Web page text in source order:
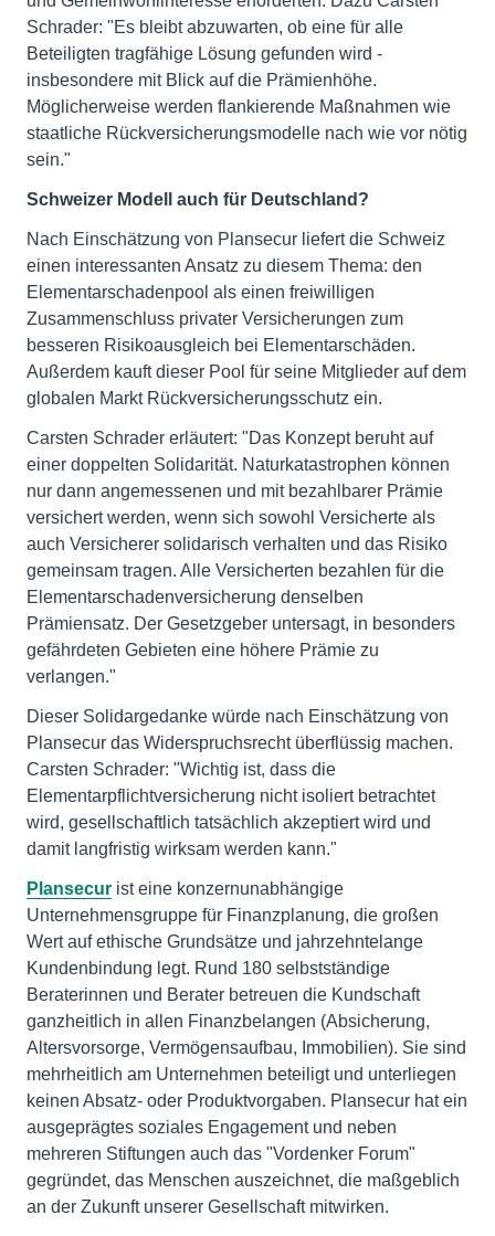
Schrader: "Es bleibt abzuwarten, ob eine für alle
Beteiligten tragfähige Lösung gefunden wird -
insbesondere mit Blick auf die Prämienhöhe.
Möglicherweise werden flankierende Maßnahmen wie
staatliche Rückversicherungsmodelle nach wie vor nötig
sein."
Schweizer Modell auch für Deutschland?
Nach Einschätzung von Plansecur liefert die Schweiz
einen interessanten Ansatz zu diesem Thema: den
Elementarschadenpool als einen freiwilligen
Zusammenschluss privater Versicherungen zum
besseren Risikoausgleich bei Elementarschäden.
Außerdem kauft dieser Pool für seine Mitglieder auf dem
globalen Markt Rückversicherungsschutz ein.
Carsten Schrader erläutert: "Das Konzept beruht auf
einer doppelten Solidarität. Naturkatastrophen können
nur dann angemessenen und mit bezahlbarer Prämie
versichert werden, wenn sich sowohl Versicherte als
auch Versicherer solidarisch verhalten und das Risiko
gemeinsam tragen. Alle Versicherten bezahlen für die
Elementarschadenversicherung denselben
Prämiensatz. Der Gesetzgeber untersagt, in besonders
gefährdeten Gebieten eine höhere Prämie zu
verlangen."
Dieser Solidargedanke würde nach Einschätzung von
Plansecur das Widerspruchsrecht überflüssig machen.
Carsten Schrader: "Wichtig ist, dass die
Elementarpflichtversicherung nicht isoliert betrachtet
wird, gesellschaftlich tatsächlich akzeptiert wird und
damit langfristig wirksam werden kann."
Plansecur ist eine konzernunabhängige
Unternehmensgruppe für Finanzplanung, die großen
Wert auf ethische Grundsätze und jahrzehntelange
Kundenbindung legt. Rund 180 selbstständige
Beraterinnen und Berater betreuen die Kundschaft
ganzheitlich in allen Finanzbelangen (Absicherung,
Altersvorsorge, Vermögensaufbau, Immobilien). Sie sind
mehrheitlich am Unternehmen beteiligt und unterliegen
keinen Absatz- oder Produktvorgaben. Plansecur hat ein
ausgeprägtes soziales Engagement und neben
mehreren Stiftungen auch das "Vordenker Forum"
gegründet, das Menschen auszeichnet, die maßgeblich
an der Zukunft unserer Gesellschaft mitwirken.